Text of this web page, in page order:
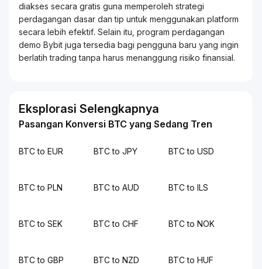
diakses secara gratis guna memperoleh strategi
perdagangan dasar dan tip untuk menggunakan platform
secara lebih efektif. Selain itu, program perdagangan
demo Bybit juga tersedia bagi pengguna baru yang ingin
berlatihtradingtanpa harus menanggung risiko finansial.
Eksplorasi Selengkapnya
Pasangan Konversi BTC yang Sedang Tren
BTC to EUR BTC to JPY BTC to USD
BTC to PLN BTC to AUD BTC to ILS
BTC to SEK BTC to CHF BTC to NOK
BTC to GBP BTC to NZD BTC to HUF